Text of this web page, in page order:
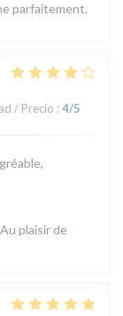
parfaitement.
/ Precio : 4/5
plaisir de